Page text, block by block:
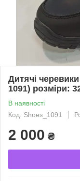
Дитячі
1091) розміри:
В наявності
Код: Shoes_1091
2 000 ₴